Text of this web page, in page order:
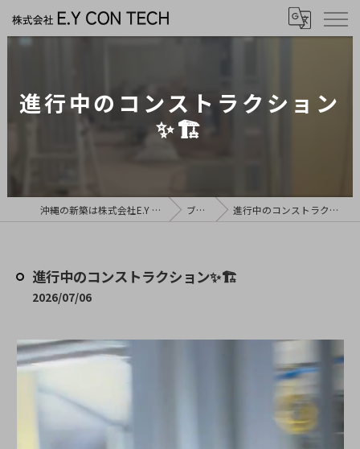
進行中のコンストラクション
✨🏗️
沖縄の新築は株式会社E.Y CON TECH ブログ 進行中のコンストラクション✨🏗️
進行中のコンストラクション✨🏗️
2026/07/06